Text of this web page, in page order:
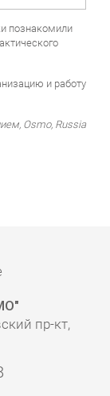
познакомили
и работу
Osmo, Russia
пр-кт,